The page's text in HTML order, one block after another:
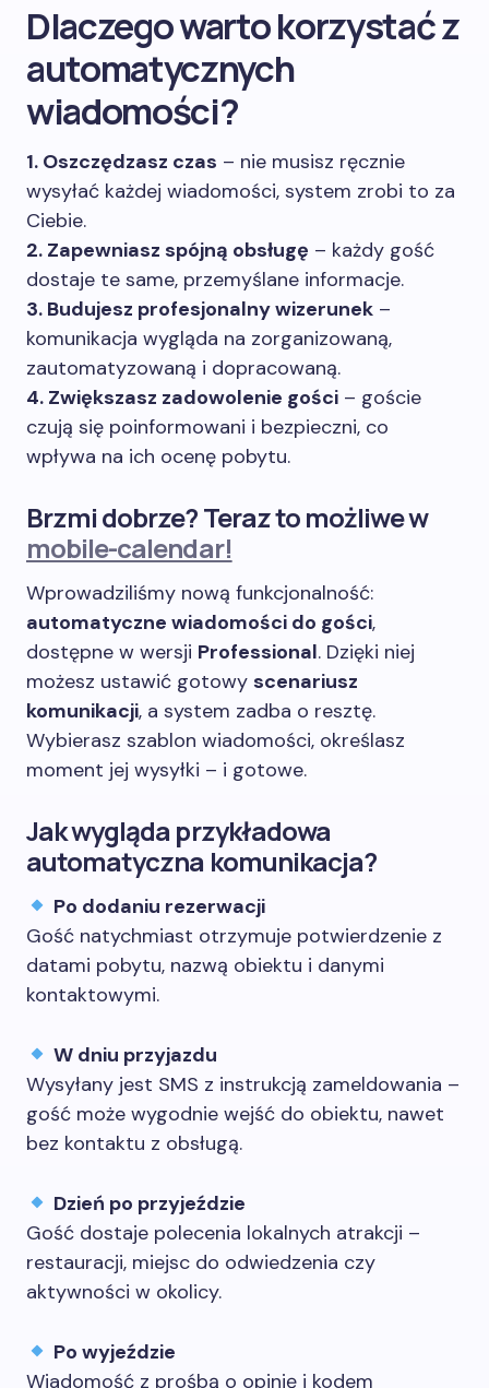
Dlaczego warto korzystać z
automatycznych
wiadomości?
1. Oszczędzasz czas – nie musisz ręcznie
wysyłać każdej wiadomości, system zrobi to za
Ciebie.
2. Zapewniasz spójną obsługę – każdy gość
dostaje te same, przemyślane informacje.
3. Budujesz profesjonalny wizerunek –
komunikacja wygląda na zorganizowaną,
zautomatyzowaną i dopracowaną.
4. Zwiększasz zadowolenie gości – goście
czują się poinformowani i bezpieczni, co
wpływa na ich ocenę pobytu.
Brzmi dobrze? Teraz to możliwe w
mobile-calendar!
Wprowadziliśmy nową funkcjonalność:
automatyczne wiadomości do gości,
dostępne w wersji Professional. Dzięki niej
możesz ustawić gotowy scenariusz
komunikacji, a system zadba o resztę.
Wybierasz szablon wiadomości, określasz
moment jej wysyłki – i gotowe.
Jak wygląda przykładowa
automatyczna komunikacja?
Po dodaniu rezerwacji
Gość natychmiast otrzymuje potwierdzenie z
datami pobytu, nazwą obiektu i danymi
kontaktowymi.
W dniu przyjazdu
Wysyłany jest SMS z instrukcją zameldowania –
gość może wygodnie wejść do obiektu, nawet
bez kontaktu z obsługą.
Dzień po przyjeździe
Gość dostaje polecenia lokalnych atrakcji –
restauracji, miejsc do odwiedzenia czy
aktywności w okolicy.
Po wyjeździe
Wiadomość z prośbą o opinię i kodem